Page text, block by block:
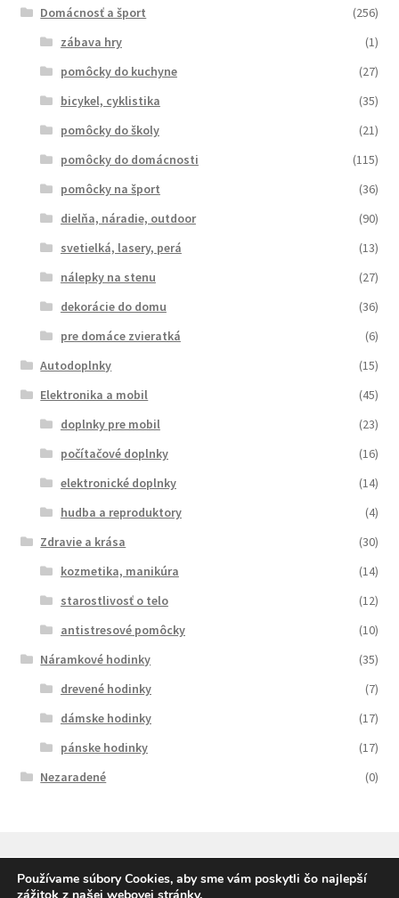
Domácnosť a šport
(256)
zábava hry
(1)
pomôcky do kuchyne
(27)
bicykel, cyklistika
(35)
pomôcky do školy
(21)
pomôcky do domácnosti
(115)
pomôcky na šport
(36)
dielňa, náradie, outdoor
(90)
svetielká, lasery, perá
(13)
nálepky na stenu
(27)
dekorácie do domu
(36)
pre domáce zvieratká
(6)
Autodoplnky
(15)
Elektronika a mobil
(45)
doplnky pre mobil
(23)
počítačové doplnky
(16)
elektronické doplnky
(14)
hudba a reproduktory
(4)
Zdravie a krása
(30)
kozmetika, manikúra
(14)
starostlivosť o telo
(12)
antistresové pomôcky
(10)
Náramkové hodinky
(35)
drevené hodinky
(7)
dámske hodinky
(17)
pánske hodinky
(17)
Nezaradené
(0)
Používame súbory Cookies, aby sme vám poskytli čo najlepší